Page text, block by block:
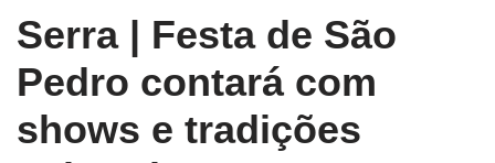
Serra | Festa de São
Pedro contará com
shows e tradições